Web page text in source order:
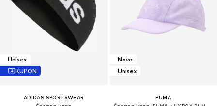
Unisex
KUPON
ADIDAS SPORTSWEAR
Novo
Unisex
PUMA